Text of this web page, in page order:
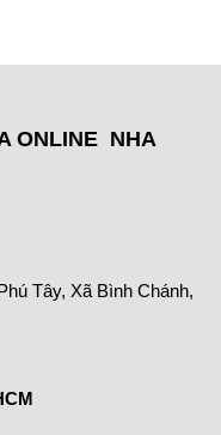
ONLINE NHA
Tây, Xã Bình Chánh,